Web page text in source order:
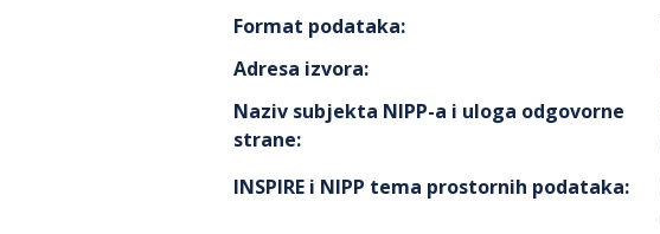
Format podataka:
Adresa izvora:
Naziv subjekta NIPP-a i uloga odgovorne
strane:
INSPIRE i NIPP tema prostornih podataka: